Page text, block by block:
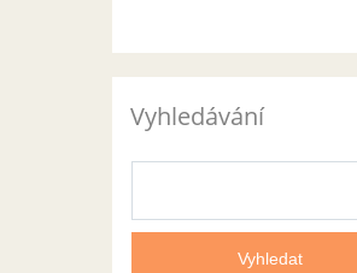
Vyhledávání